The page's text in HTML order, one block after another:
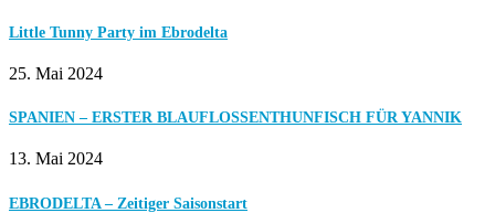
Little Tunny Party im Ebrodelta
25. Mai 2024
SPANIEN – ERSTER BLAUFLOSSENTHUNFISCH FÜR YANNIK
13. Mai 2024
EBRODELTA – Zeitiger Saisonstart